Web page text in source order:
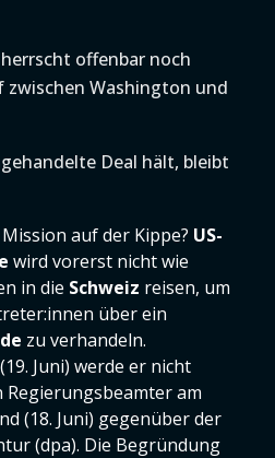
offenbar noch
Washington und
Deal hält, bleibt
auf der Kippe? US-
wird vorerst nicht wie
in die Schweiz reisen, um
über ein
zu verhandeln.
Juni) werde er nicht
am
(18. Juni) gegenüber der
(dpa). Die Begründung